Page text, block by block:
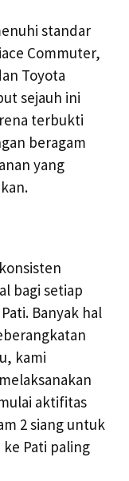
standar
Commuter,
Toyota
sejauh ini
terbukti
beragam
yang
bagi setiap
Banyak hal
kami
aktifitas
2 siang untuk
Pati paling